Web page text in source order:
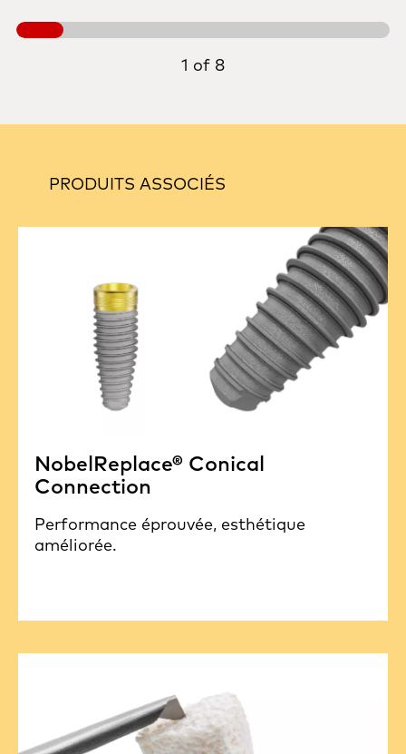
1 of 8
PRODUITS ASSOCIÉS
NobelReplace® Conical
Connection
Performance éprouvée, esthétique
améliorée.